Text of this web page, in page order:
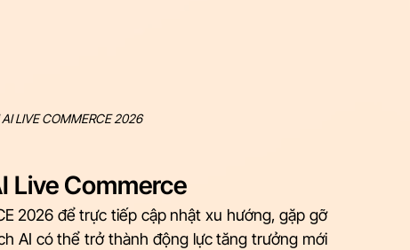
LIVE COMMERCE 2026
Live Commerce
2026 để trực tiếp cập nhật xu hướng, gặp gỡ
AI có thể trở thành động lực tăng trưởng mới